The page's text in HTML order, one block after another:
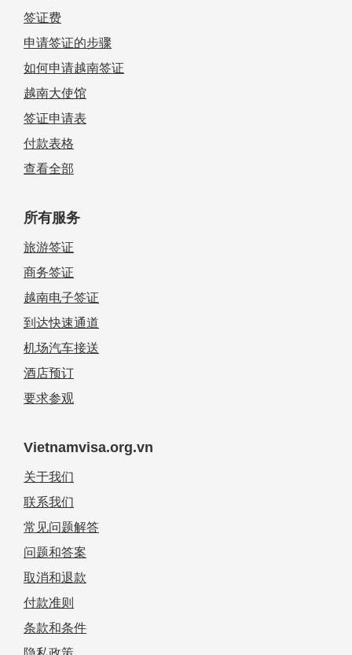
签证费
申请签证的步骤
如何申请越南签证
越南大使馆
签证申请表
付款表格
查看全部
所有服务
旅游签证
商务签证
越南电子签证
到达快速通道
机场汽车接送
酒店预订
要求参观
Vietnamvisa.org.vn
关于我们
联系我们
常见问题解答
问题和答案
取消和退款
付款准则
条款和条件